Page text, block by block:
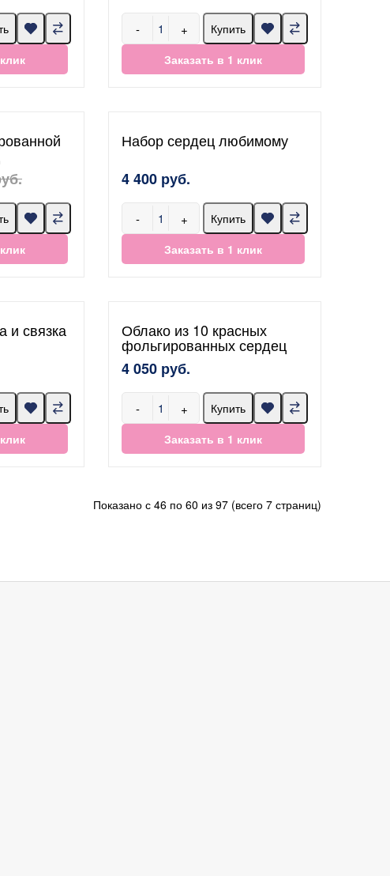
- +
Купить
Заказать в 1 клик
Набор сердец любимому
4 400 руб.
- +
Купить
Заказать в 1 клик
и связка Облако из 10 красных
фольгированных сердец
4 050 руб.
- +
Купить
Заказать в 1 клик
Показано с 46 по 60 из 97 (всего 7 страниц)